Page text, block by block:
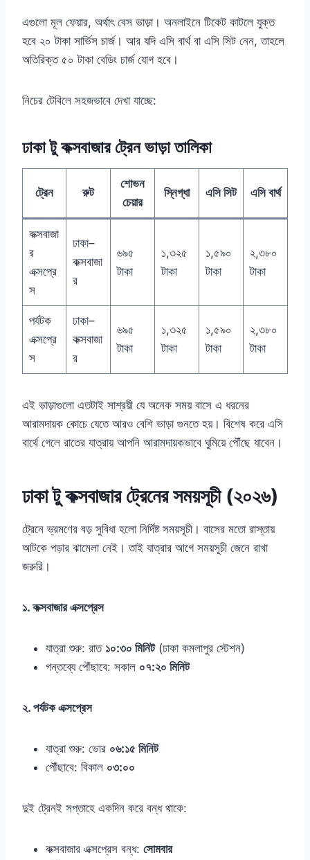
এগুলো মূল ফেয়ার, অর্থাৎ বেস ভাড়া। অনলাইনে টিকেট কাটলে যুক্ত
হবে ২০ টাকা সার্ভিস চার্জ। আর যদি এসি বার্থ বা এসি সিট নেন, তাহলে
অতিরিক্ত ৫০ টাকা বেডিং চার্জ যোগ হবে।
নিচের টেবিলে সহজভাবে দেখা যাচ্ছে:
ঢাকা টু কক্সবাজার ট্রেন ভাড়া তালিকা
ট্রেন রুট
শোভন
চেয়ার
স্নিগ্ধা এসি সিট এসি বার্থ
কক্সবাজা
র
এক্সপ্রে
স
ঢাকা–
কক্সবাজা
র
৬৯৫
টাকা
১,৩২৫
টাকা
১,৫৯০
টাকা
২,৩৮০
টাকা
পর্যটক
এক্সপ্রে
স
ঢাকা–
কক্সবাজা
র
৬৯৫
টাকা
১,৩২৫
টাকা
১,৫৯০
টাকা
২,৩৮০
টাকা
এই ভাড়াগুলো এতটাই সাশ্রয়ী যে অনেক সময় বাসে এ ধরনের
আরামদায়ক কোচে যেতে আরও বেশি ভাড়া গুনতে হয়। বিশেষ করে এসি
বার্থে গেলে রাতের যাত্রায় আপনি আরামদায়কভাবে ঘুমিয়ে পৌঁছে যাবেন।
ঢাকা টু কক্সবাজার ট্রেনের সময়সূচী (২০২৬)
ট্রেনে ভ্রমণের বড় সুবিধা হলো নির্দিষ্ট সময়সূচী। বাসের মতো রাস্তায়
আটকে পড়ার ঝামেলা নেই। তাই যাত্রার আগে সময়সূচী জেনে রাখা
জরুরি।
১. কক্সবাজার এক্সপ্রেস
যাত্রা শুরু: রাত ১০:৩০ মিনিট(ঢাকা কমলাপুর স্টেশন)
গন্তব্যে পৌঁছাবে: সকাল ০৭:২০ মিনিট
২. পর্যটক এক্সপ্রেস
যাত্রা শুরু: ভোর ০৬:১৫ মিনিট
পৌঁছাবে: বিকাল ০৩:০০
দুই ট্রেনই সপ্তাহে একদিন করে বন্ধ থাকে:
কক্সবাজার এক্সপ্রেস বন্ধ: সোমবার